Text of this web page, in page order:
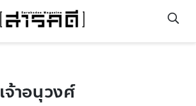
เจ้าอนุวงศ์